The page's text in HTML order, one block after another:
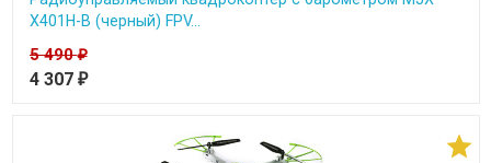
X401H-B (черный) FPV...
5 490₽
4 307 ₽
